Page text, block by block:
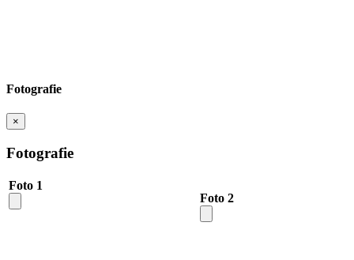
Fotografie
×
Fotografie
Foto 1
Foto 2